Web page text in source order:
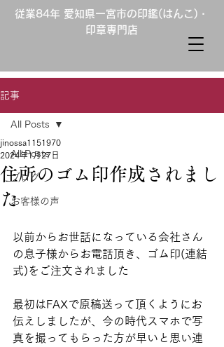
従業84年 愛知県一宮市の印鑑(はんこ)・
印章専門店
記事
All Posts
ブログ
お客様の声
All Posts
住所のゴム印作成されまし
た
jinossa1151970
2024年1月27日
以前からお世話になっている会社さん
の息子様からお電話頂き、ゴム印(連結
式)をご注文されました
最初はFAXで原稿送って頂くようにお
伝えしましたが、今の時代スマホで写
真を撮ってもらった方が早いと思い連